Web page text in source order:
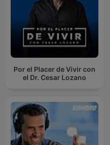
Por el Placer de Vivir con
el Dr. Cesar Lozano